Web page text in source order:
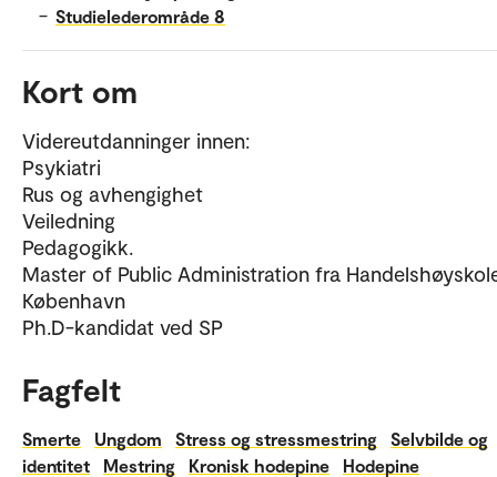
– Studielederområde 8
Kort om
Videreutdanninger innen:
Psykiatri
Rus og avhengighet
Veiledning
Pedagogikk.
Master of Public Administration fra
København
Ph.D-kandidat ved SP
Fagfelt
Smerte Ungdom Stress og stressmestring
Selvbilde og
identitet
Mestring Kronisk hodepine
Hodepine